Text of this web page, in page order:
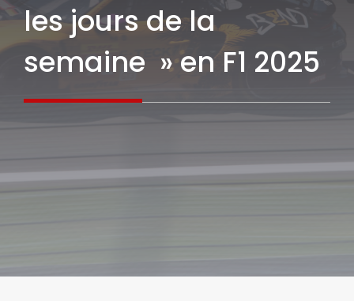
les jours de la
semaine » en F1 2025